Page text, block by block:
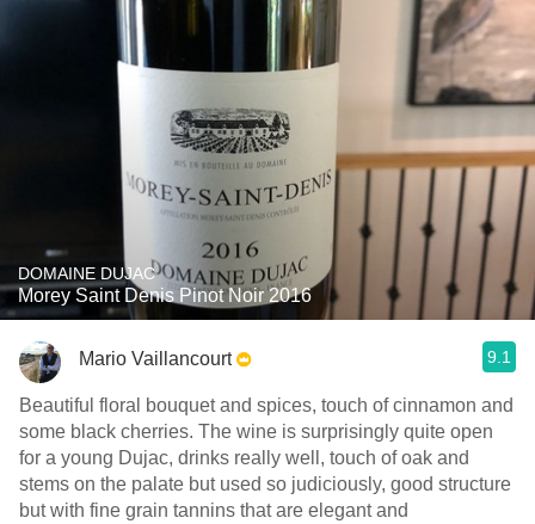
DOMAINE DUJAC
Morey Saint Denis Pinot Noir 2016
Mario Vaillancourt 9.1
Beautiful floral bouquet and spices, touch of cinnamon and
some black cherries. The wine is surprisingly quite open
for a young Dujac, drinks really well, touch of oak and
stems on the palate but used so judiciously, good structure
but with fine grain tannins that are elegant and